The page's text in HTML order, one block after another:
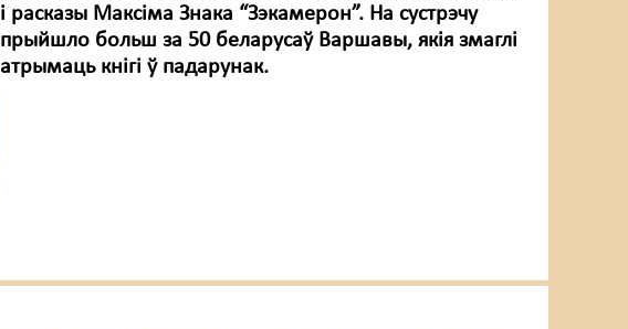
і расказы Максіма Знака “Зэкамерон”. На сустрэчу
прыйшло больш за 50 беларусаў Варшавы, якія змаглі
атрымаць кнігі ў падарунак.